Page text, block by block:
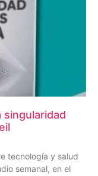
singularidad
tecnología y salud
semanal, en el